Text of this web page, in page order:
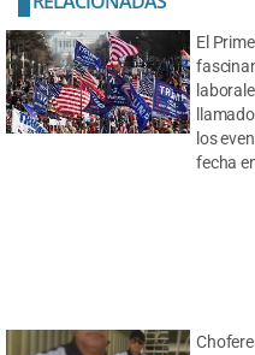
El
los
fecha